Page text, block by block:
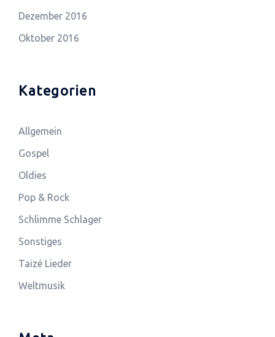
Dezember 2016
Oktober 2016
Kategorien
Allgemein
Gospel
Oldies
Pop & Rock
Schlimme Schlager
Sonstiges
Taizé Lieder
Weltmusik